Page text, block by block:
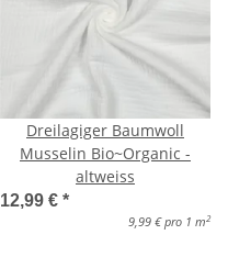
Dreilagiger Baumwoll
Musselin Bio~Organic -
altweiss
12,99 € *
9,99 € pro 1 m 2